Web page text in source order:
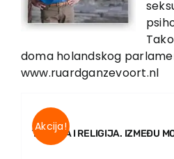
Contact
doma holandskog
www.ruardganzevoort.nl
Akcija!
TRAUMA I RELIGIJA. IZMEĐU